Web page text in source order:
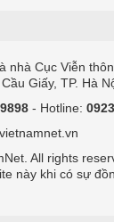
nhà Cục Viễn
Giấy, TP. Hà
- Hotline:
All rights
này khi có sự